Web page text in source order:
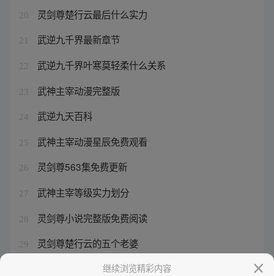
20 灵剑尊楚行云最后什么实力
21 武逆九千界最新章节
22 武逆九千界叶寒莫轻柔什么关系
23 武神主宰动漫完整版
24 武逆九天百科
25 武神主宰动漫星辰免费观看
26 灵剑尊563集免费更新
27 武神主宰等级实力划分
28 灵剑尊小说完整版免费阅读
29 灵剑尊楚行云的五个老婆
武神主宰的等级划分继续浏览精彩内容